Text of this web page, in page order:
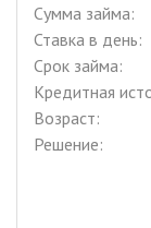
Сумма займа:
Ставка в день:
Срок займа:
Кредитная
Возраст:
Решение: